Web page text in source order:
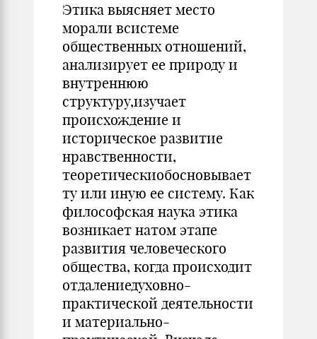
Этика выясняет место
морали всистеме
общественных отношений,
анализирует ее природу и
внутреннюю
структуру,изучает
происхождение и
историческое развитие
нравственности,
теоретическиобосновывает
ту или иную ее систему. Как
философская наука этика
возникает натом этапе
развития человеческого
общества, когда происходит
отдалениедуховно-
практической деятельности
и материально-